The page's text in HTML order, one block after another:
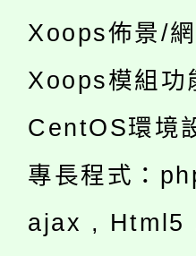
Xoops佈景/
Xoops模組功
CentOS環境
專長程式：
ajax , Html5